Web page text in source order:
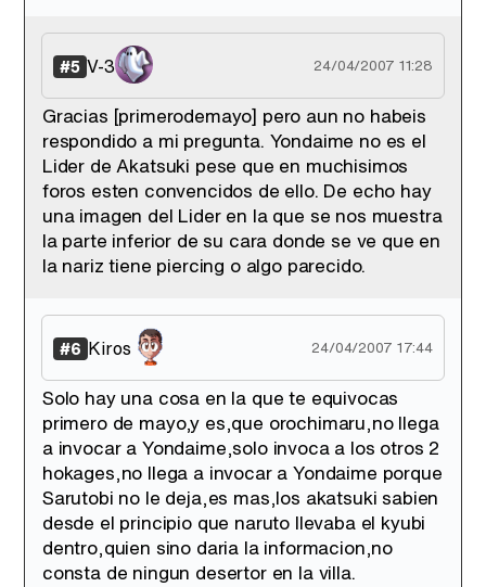
#5 V-3 24/04/2007 11:28
Gracias [primerodemayo] pero aun no habeis
respondido a mi pregunta. Yondaime no es el
Lider de Akatsuki pese que en muchisimos
foros esten convencidos de ello. De echo hay
una imagen del Lider en la que se nos muestra
la parte inferior de su cara donde se ve que en
la nariz tiene piercing o algo parecido.
#6 Kiros 24/04/2007 17:44
Solo hay una cosa en la que te equivocas
primero de mayo,y es,que orochimaru,no llega
a invocar a Yondaime,solo invoca a los otros 2
hokages,no llega a invocar a Yondaime porque
Sarutobi no le deja,es mas,los akatsuki sabien
desde el principio que naruto llevaba el kyubi
dentro,quien sino daria la informacion,no
consta de ningun desertor en la villa.